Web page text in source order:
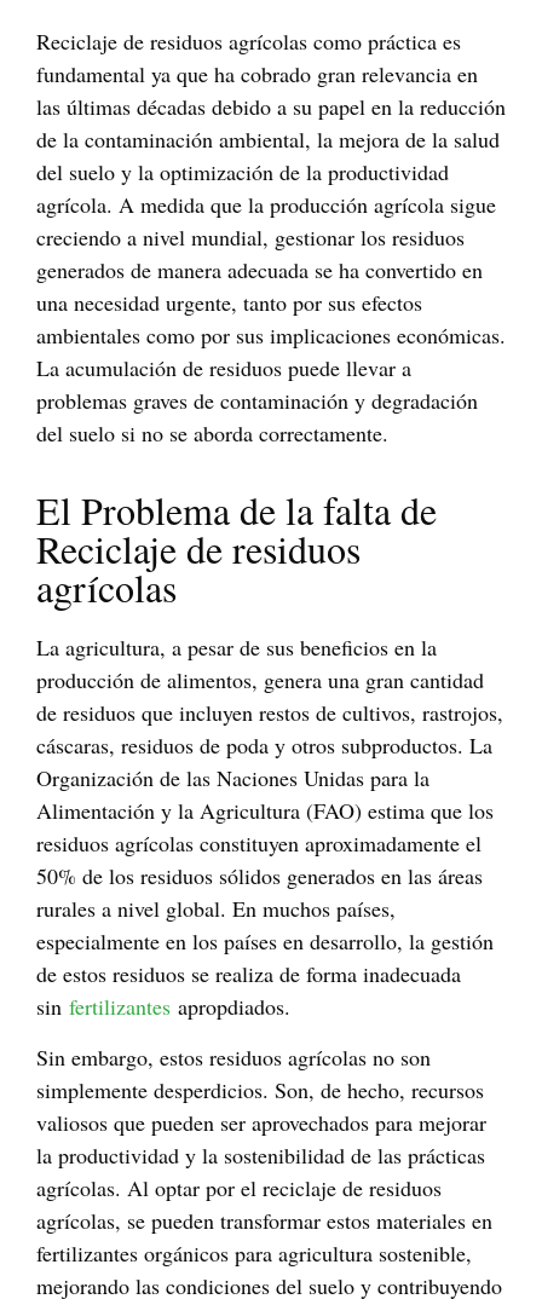
Reciclaje de residuos agrícolas como práctica es
fundamental ya que ha cobrado gran relevancia en
las últimas décadas debido a su papel en la reducción
de la contaminación ambiental, la mejora de la salud
del suelo y la optimización de la productividad
agrícola. A medida que la producción agrícola sigue
creciendo a nivel mundial, gestionar los residuos
generados de manera adecuada se ha convertido en
una necesidad urgente, tanto por sus efectos
ambientales como por sus implicaciones económicas.
La acumulación de residuos puede llevar a
problemas graves de contaminación y degradación
del suelo si no se aborda correctamente.
El Problema de la falta de
Reciclaje de residuos
agrícolas
La agricultura, a pesar de sus beneficios en la
producción de alimentos, genera una gran cantidad
de residuos que incluyen restos de cultivos, rastrojos,
cáscaras, residuos de poda y otros subproductos. La
Organización de las Naciones Unidas para la
Alimentación y la Agricultura (FAO) estima que los
residuos agrícolas constituyen aproximadamente el
50% de los residuos sólidos generados en las áreas
rurales a nivel global. En muchos países,
especialmente en los países en desarrollo, la gestión
de estos residuos se realiza de forma inadecuada
sin fertilizantes apropdiados.
Sin embargo, estos residuos agrícolas no son
simplemente desperdicios. Son, de hecho, recursos
valiosos que pueden ser aprovechados para mejorar
la productividad y la sostenibilidad de las prácticas
agrícolas. Al optar por el reciclaje de residuos
agrícolas, se pueden transformar estos materiales en
fertilizantes orgánicos para agricultura sostenible,
mejorando las condiciones del suelo y contribuyendo